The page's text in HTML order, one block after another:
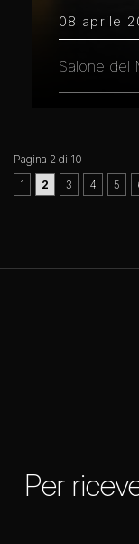
08 aprile
Salone del
Pagina 2 di 10
1
2 3 4 5
Per